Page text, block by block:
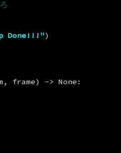
Done!!!")
, frame) -> None :